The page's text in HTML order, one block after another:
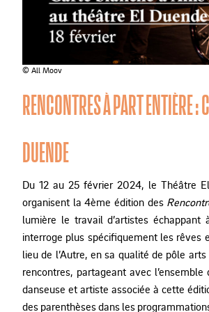
© All Moov
RENCONTRES À PART ENTIÈRE :
DUENDE
Du 12 au 25 février 2024, le Théâtre
organisent la 4ème édition des
lumière le travail d’artistes
interroge plus spécifiquement les rêves
lieu de l’Autre, en sa qualité de pôle
rencontres, partageant avec
danseuse et artiste associée à cette
des parenthèses dans les